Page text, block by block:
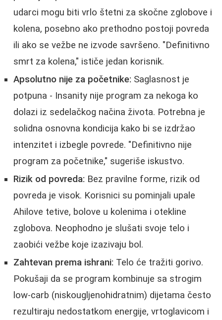
udarci mogu biti vrlo štetni za skočne zglobove i
kolena, posebno ako prethodno postoji povreda
ili ako se vežbe ne izvode savršeno. "Definitivno
smrt za kolena," ističe jedan korisnik.
Apsolutno nije za početnike: Saglasnost je
potpuna - Insanity nije program za nekoga ko
dolazi iz sedelačkog načina života. Potrebna je
solidna osnovna kondicija kako bi se izdržao
intenzitet i izbegle povrede. "Definitivno nije
program za početnike," sugeriše iskustvo.
Rizik od povreda: Bez pravilne forme, rizik od
povreda je visok. Korisnici su pominjali upale
Ahilove tetive, bolove u kolenima i otekline
zglobova. Neophodno je slušati svoje telo i
zaobići vežbe koje izazivaju bol.
Zahtevan prema ishrani: Telo će tražiti gorivo.
Pokušaji da se program kombinuje sa strogim
low-carb (niskougljenohidratnim) dijetama često
rezultiraju nedostatkom energije, vrtoglavicom i